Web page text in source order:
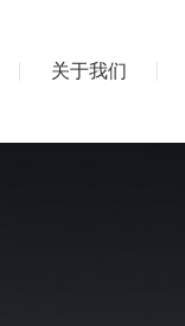
关于我们